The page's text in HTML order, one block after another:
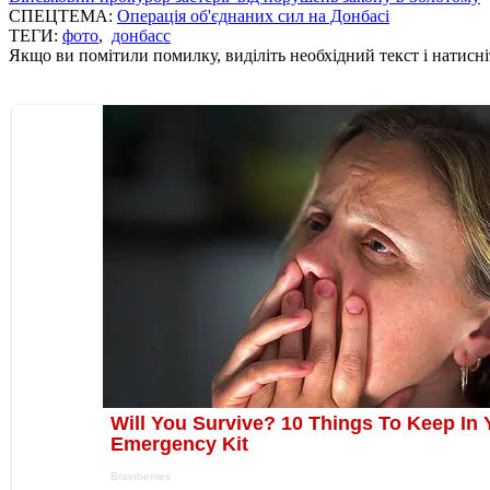
СПЕЦТЕМА: Операція об'єднаних сил на Донбасі
ТЕГИ: фото, донбасс
Якщо ви помітили помилку, виділіть необхідний текст і